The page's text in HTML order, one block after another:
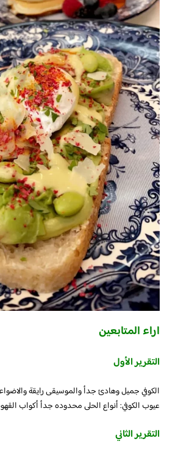
اراء المتابعين
التقرير الأول
الكوفي جميل وهادئ جدأ والموسيقى رايقة
عيوب الكوفي: أنواع الحلى محدوده جدأ أكواب
التقرير الثاني